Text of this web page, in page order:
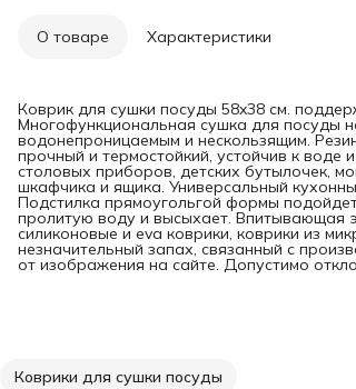
О товаре Характеристики
Коврик для сушки посуды 58x38 см.
Многофункциональная сушка для посуды
водонепроницаемым и нескользящим.
прочный и термостойкий, устойчив к
столовых приборов, детских бутылочек,
шкафчика и ящика. Универсальный
Подстилка прямоугольгой формы
пролитую воду и высыхает. Впитывающая
силиконовые и eva коврики, коврики из
незначительный запах, связанный с
от изображения на сайте. Допустимо
Коврики для сушки посуды